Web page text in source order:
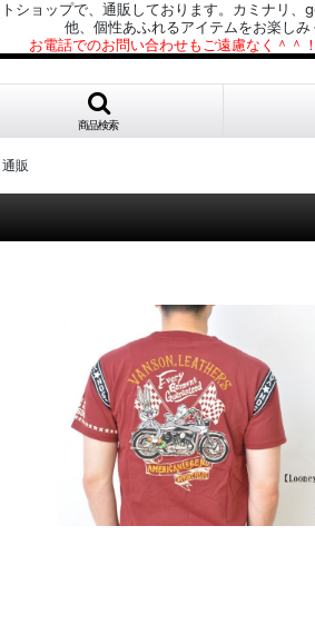
ショップで、通販しております。カミナリ
他、個性あふれるアイテムをお楽しみ
お電話でのお問い合わせもご遠慮なく＾
商品検索
販